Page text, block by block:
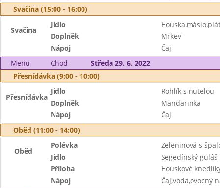
Svačina (15:00 - 16:00)
Svačina
Jídlo
Doplněk
Mrkev
Nápoj
Čaj
Menu
Chod
Středa 29. 6. 2022
Přesnídávka (9:00 - 10:00)
Přesnídávka
Jídlo
Rohlík s nutelou
Doplněk
Mandarinka
Nápoj
Čaj
Oběd (11:00 - 14:00)
Oběd
Polévka
Zeleninová s
Jídlo
Segedínský guláš
Příloha
Houskové
Nápoj
Čaj,voda,ovocný